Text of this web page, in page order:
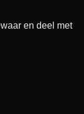
en deel met